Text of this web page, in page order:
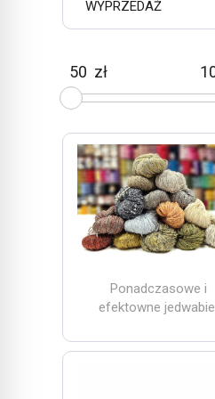
WYPRZEDAŻ
zł
Ponadczasowe i
efektowne jedwabie